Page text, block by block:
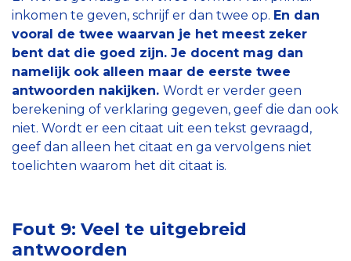
inkomen te geven, schrijf er dan twee op. En dan
vooral de twee waarvan je het meest zeker
bent dat die goed zijn. Je docent mag dan
namelijk ook alleen maar de eerste twee
antwoorden nakijken. Wordt er verder geen
berekening of verklaring gegeven, geef die dan ook
niet. Wordt er een citaat uit een tekst gevraagd,
geef dan alleen het citaat en ga vervolgens niet
toelichten waarom het dit citaat is.
Fout 9: Veel te uitgebreid
antwoorden